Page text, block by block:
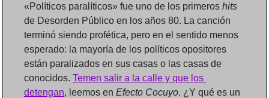
«Políticos paralíticos» fue uno de los primeros hits
de Desorden Público en los años 80. La canción
terminó siendo profética, pero en el sentido menos
esperado: la mayoría de los políticos opositores
están paralizados en sus casas o las casas de
conocidos. Temen salir a la calle y que los
detengan, leemos en Efecto Cocuyo. ¿Y qué es un